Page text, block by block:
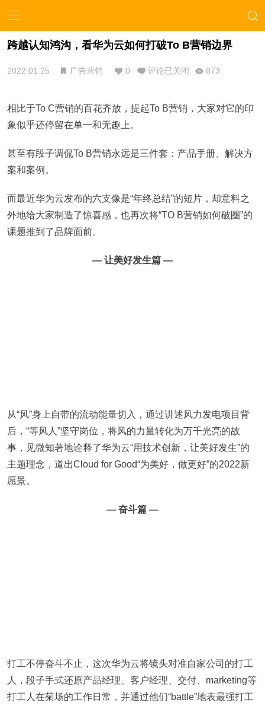
跨越认知鸿沟，看华为云如何打破To B营销边界
2022.01.25 广告营销 0 评论已关闭 873
相比于To C营销的百花齐放，提起To B营销，大家对它的印
象似乎还停留在单一和无趣上。
甚至有段子调侃To B营销永远是三件套：产品手册、解决方
案和案例。
而最近华为云发布的六支像是“年终总结”的短片，却意料之
外地给大家制造了惊喜感，也再次将“TO B营销如何破圈”的
课题推到了品牌面前。
— 让美好发生篇 —
从“风”身上自带的流动能量切入，通过讲述风力发电项目背
后，“等风人”坚守岗位，将风的力量转化为万千光亮的故
事，见微知著地诠释了华为云“用技术创新，让美好发生”的
主题理念，道出Cloud for Good“为美好，做更好”的2022新
愿景。
— 奋斗篇 —
打工不停奋斗不止，这次华为云将镜头对准自家公司的打工
人，段子手式还原产品经理、客户经理、交付、marketing等
打工人在菊场的工作日常，并通过他们“battle”地表最强打工